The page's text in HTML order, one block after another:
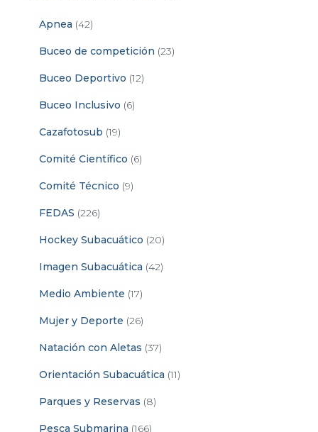
Apnea (42)
Buceo de competición (23)
Buceo Deportivo (12)
Buceo Inclusivo (6)
Cazafotosub (19)
Comité Científico (6)
Comité Técnico (9)
FEDAS (226)
Hockey Subacuático (20)
Imagen Subacuática (42)
Medio Ambiente (17)
Mujer y Deporte (26)
Natación con Aletas (37)
Orientación Subacuática (11)
Parques y Reservas (8)
Pesca Submarina (166)